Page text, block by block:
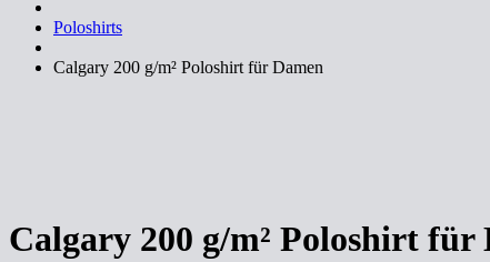
Poloshirts
Calgary 200 g/m² Poloshirt für Damen
Calgary 200 g/m² Poloshirt für